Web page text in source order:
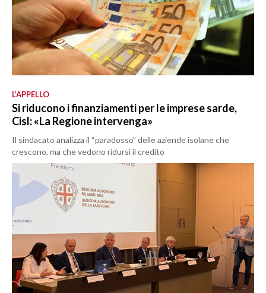
L’APPELLO
Si riducono i finanziamenti per le imprese sarde,
Cisl: «La Regione intervenga»
Il sindacato analizza il “paradosso” delle aziende isolane che
crescono, ma che vedono ridursi il credito